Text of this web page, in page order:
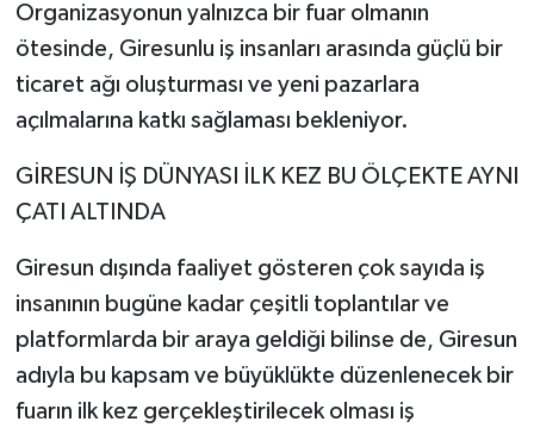
Organizasyonun yalnızca bir fuar olmanın
ötesinde, Giresunlu iş insanları arasında güçlü bir
ticaret ağı oluşturması ve yeni pazarlara
açılmalarına katkı sağlaması bekleniyor.
GİRESUN İŞ DÜNYASI İLK KEZ BU ÖLÇEKTE AYNI
ÇATI ALTINDA
Giresun dışında faaliyet gösteren çok sayıda iş
insanının bugüne kadar çeşitli toplantılar ve
platformlarda bir araya geldiği bilinse de, Giresun
adıyla bu kapsam ve büyüklükte düzenlenecek bir
fuarın ilk kez gerçekleştirilecek olması iş